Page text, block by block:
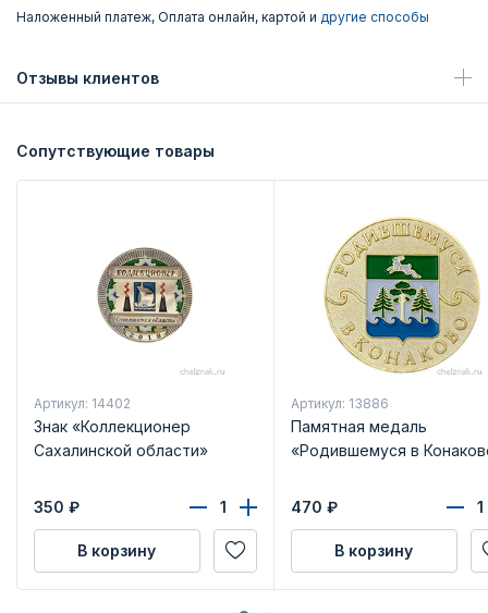
Наложенный платеж, Оплата онлайн, картой и другие способы
Отзывы клиентов
Сопутствующие товары
Артикул: 14402
Знак «Коллекционер
Сахалинской области»
350 ₽
В корзину
Артикул: 13886
Памятная медаль
«Родившемуся в
470 ₽
В корзину